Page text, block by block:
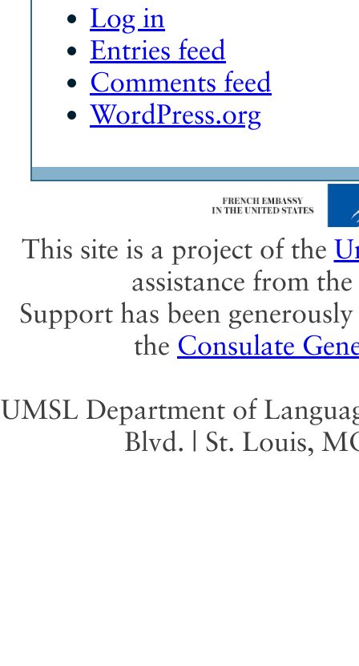
Log in
Entries feed
Comments feed
WordPress.org
This site is a project of the
assistance from the
Support has been
the Consulate
UMSL Department of
Blvd. | St. Louis,